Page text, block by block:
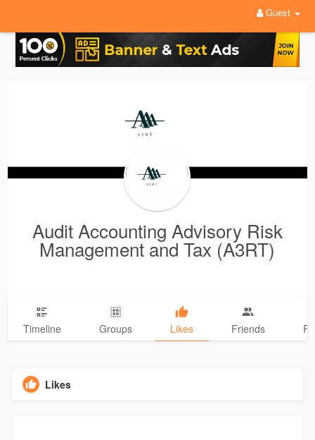
Guest
Audit Accounting Advisory Risk
Management and Tax (A3RT)
Timeline Groups Likes Friends
Likes